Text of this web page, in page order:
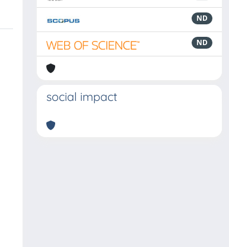
ND
ND
social impact